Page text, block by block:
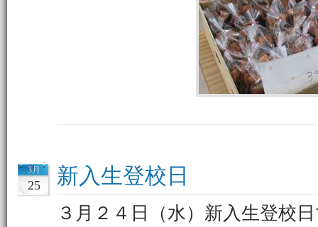
3月
25 新入生登校日
３月２４日（水）新入生登校